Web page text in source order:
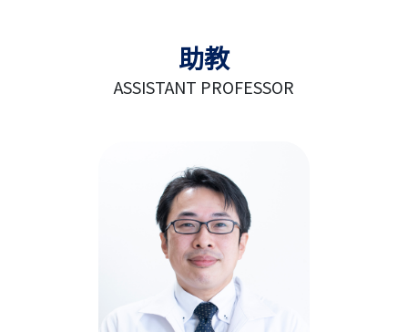
助教
ASSISTANT PROFESSOR